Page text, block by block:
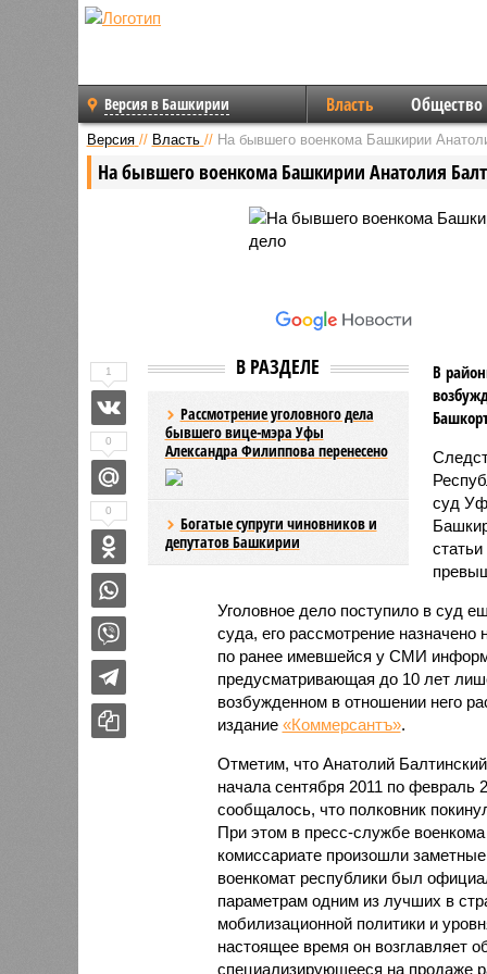
Версия в Башкирии Власть Общество
Версия // Власть // На бывшего военкома Башкирии
На бывшего военкома Башкирии Анатолия
В РАЗДЕЛЕ
Рассмотрение уголовного дела
бывшего вице-мэра Уфы
Александра Филиппова перенесено
Богатые супруги чиновников и
депутатов Башкирии
В
суд
Уголовное дело поступило в суд
суда, его рассмотрение
по ранее имевшейся у СМИ
предусматривающая до 10 лет
возбужденном в отношении него
издание «Коммерсантъ».
Отметим, что Анатолий
начала сентября 2011 по февраль
сообщалось, что полковник
При этом в пресс-службе
комиссариате произошли
военкомат республики был
параметрам одним из лучших в
мобилизационной политики и
настоящее время он возглавляет
специализирующееся на продаже
1
0
0